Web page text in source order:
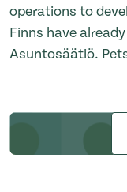
operations to
Finns have
Asuntosäätiö.